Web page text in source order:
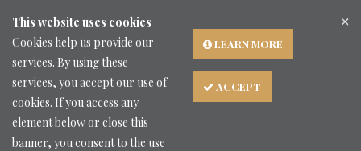
×
This website uses cookies
Cookies help us provide our
services. By using these
services, you accept our use of
cookies. If you access any
element below or close this
banner, you consent to the use
LEARN MORE
ACCEPT